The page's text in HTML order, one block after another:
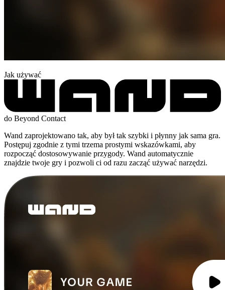
Jak używać
do Beyond Contact
Wand zaprojektowano tak, aby był tak szybki i płynny jak sama gra.
Postępuj zgodnie z tymi trzema prostymi wskazówkami, aby
rozpocząć dostosowywanie przygody. Wand automatycznie
znajdzie twoje gry i pozwoli ci od razu zacząć używać narzędzi.